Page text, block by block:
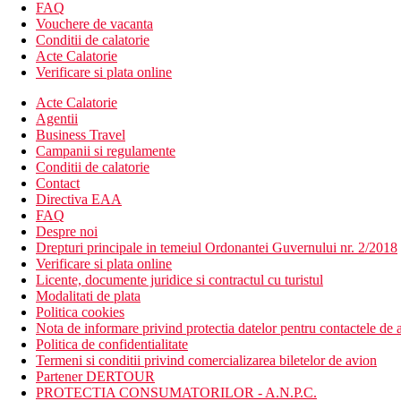
Sport si relaxare
Gratuit: 3 terenuri de tenis (iluminat contra cost), tenis de
Contra cost: biciclete montane si sporturi nautice pe
Mese
Mic dejun
Bufet mic dejun.
Demipensiune
Mic dejun si cina tip bufet.
All Inclusive
Mic dejun, pranz si cina tip bufet
Gustare rece si fierbinte (10.00-18.00)
Inghetata in timpul zilei
Gustare la miezul noptii (23:00-01:00)
Bauturi nealcoolice si alcoolice de productie locala si
Categoria oficiala
5 stele
Taxa turistica
Incepand cu 2025, in Grecia exista obligatia de a plati taxa
statiune in Grecia sunt (Aprilie – Octombrie): 15.00 €. Tarifele
Distanţe
FAQ
Vouchere de vacanta
Conditii de calatorie
Acte Calatorie
Verificare si plata online
Acte Calatorie
Agentii
Business Travel
Campanii si regulamente
Conditii de calatorie
Contact
Directiva EAA
FAQ
Despre noi
Drepturi principale in temeiul Ordonantei Guvernului nr. 2/2018
Verificare si plata online
Licente, documente juridice si contractul cu turistul
Modalitati de plata
Politica cookies
Nota de informare privind protectia datelor pentru contactele de
Politica de confidentialitate
Termeni si conditii privind comercializarea biletelor de avion
Partener DERTOUR
PROTECTIA CONSUMATORILOR - A.N.P.C.